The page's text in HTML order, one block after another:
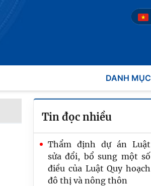
DANH MỤC
Tin đọc nhiều
Thẩm định dự án Luật
sửa đổi, bổ sung một số
điều của Luật Quy hoạch
đô thị và nông thôn